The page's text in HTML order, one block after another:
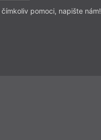
pomoci, napište nám!